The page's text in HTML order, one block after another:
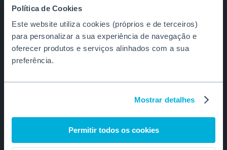
Política de Cookies
Este website utiliza cookies (próprios e de terceiros)
para personalizar a sua experiência de navegação e
oferecer produtos e serviços alinhados com a sua
preferência.
Mostrar detalhes
Permitir todos os cookies